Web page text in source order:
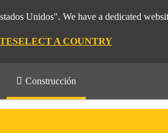
Unidos". We have a dedicated
SELECT A COUNTRY
Construcción